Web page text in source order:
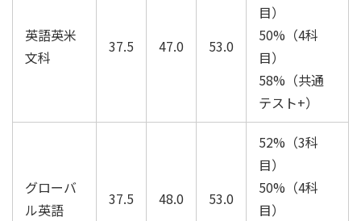
英語英米
文科
37.5 47.0 53.0
目）
50%（4科
目）
58%（共通
テスト+）
グローバ
ル英語
37.5 48.0 53.0
52%（3科
目）
50%（4科
目）